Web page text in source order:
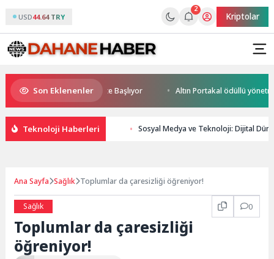
USD44.64 TRY
2
Kriptolar
Son Eklenenler
Cup Heyecanı Paris’te Başlıyor Altın Portakal ödüllü yönetmen
Teknoloji Haberleri Sosyal Medya ve Teknoloji: Dijital
Ana Sayfa Sağlık Toplumlar da çaresizliği öğreniyor!
Sağlık 0
Toplumlar da çaresizliği
öğreniyor!